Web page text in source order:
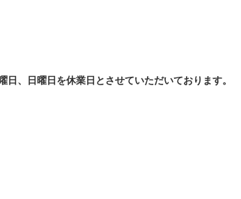
、日曜日を休業日とさせていただいております。